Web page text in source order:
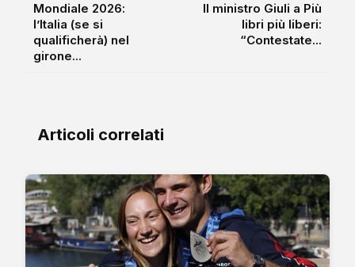
Mondiale 2026:
l’Italia (se si
qualificherà) nel
girone...
Il ministro Giuli a Più
libri più liberi:
“Contestate...
Articoli correlati